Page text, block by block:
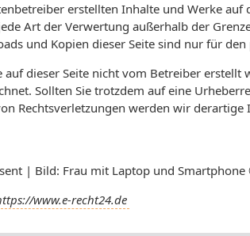
erstellten Inhalte und Werke
Art der Verwertung außerhalb der
und Kopien dieser Seite sind nur für
auf dieser Seite nicht vom Betreiber
Sollten Sie trotzdem auf eine
Rechtsverletzungen werden wir
| Bild: Frau mit Laptop und
www.e-recht24.de